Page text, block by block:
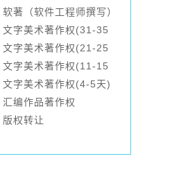
软著（软件工程师撰写）
文字美术著作权(31-35
天)
文字美术著作权(21-25
天)
文字美术著作权(11-15
天)
文字美术著作权(4-5天)
汇编作品著作权
版权转让